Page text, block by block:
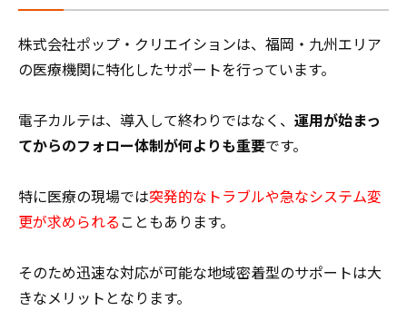
株式会社ポップ・クリエイションは、福岡・九州エリア
の医療機関に特化したサポートを行っています。
電子カルテは、導入して終わりではなく、 運用が始まっ
てからのフォロー体制が何よりも重要です。
特に医療の現場では突発的なトラブルや急なシステム変
更が求められることもあります。
そのため迅速な対応が可能な地域密着型のサポートは大
きなメリットとなります。